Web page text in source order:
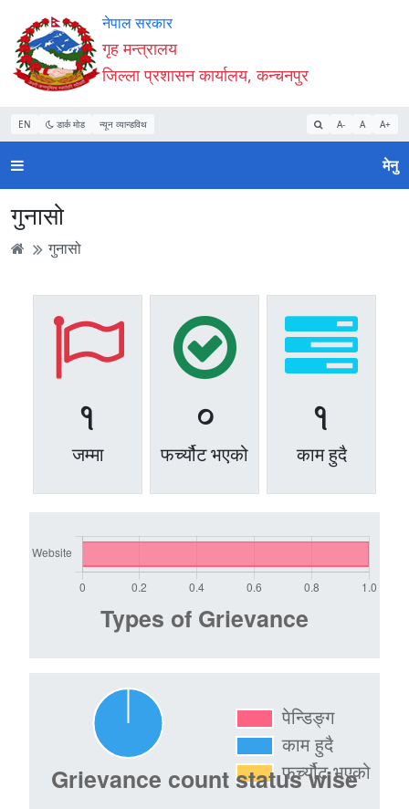
Accessibility
Mode
सुरु
गर्नुहोस्
सामाग्री
पढ्नुहाेस्
नेभिगेसन
पढ्नुहाेस्
वेबसाइट
खोजमा
जानुहोस्
नेपाल सरकार
गृह मन्त्रालय
जिल्ला प्रशासन कार्यालय, कन्चनपुर
EN डार्क मोड न्यून व्यान्डविथ A- A A+
मेनु
गुनासो
गुनासो
1
जम्मा
0
फर्च्यौट भएको
1
काम हुदै